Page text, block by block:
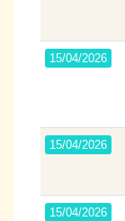
15/04/2026
15/04/2026
15/04/2026